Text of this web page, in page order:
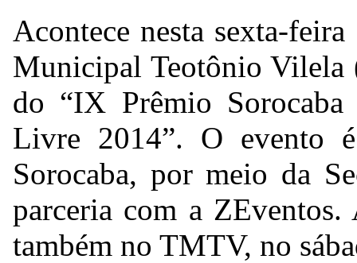
Acontece nesta sexta-
Municipal Teotônio
do “IX Prêmio
Livre 2014”. O evento
Sorocaba, por meio da
parceria com a ZEventos.
também no TMTV, no